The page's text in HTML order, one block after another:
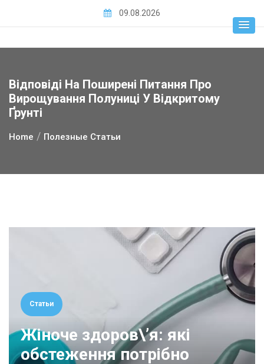
09.08.2026
Відповіді На Поширені Питання Про
Вирощування Полуниці У Відкритому
Ґрунті
Home Полезные Статьи
Статьи
Жіноче здоров\’я: які
обстеження потрібно